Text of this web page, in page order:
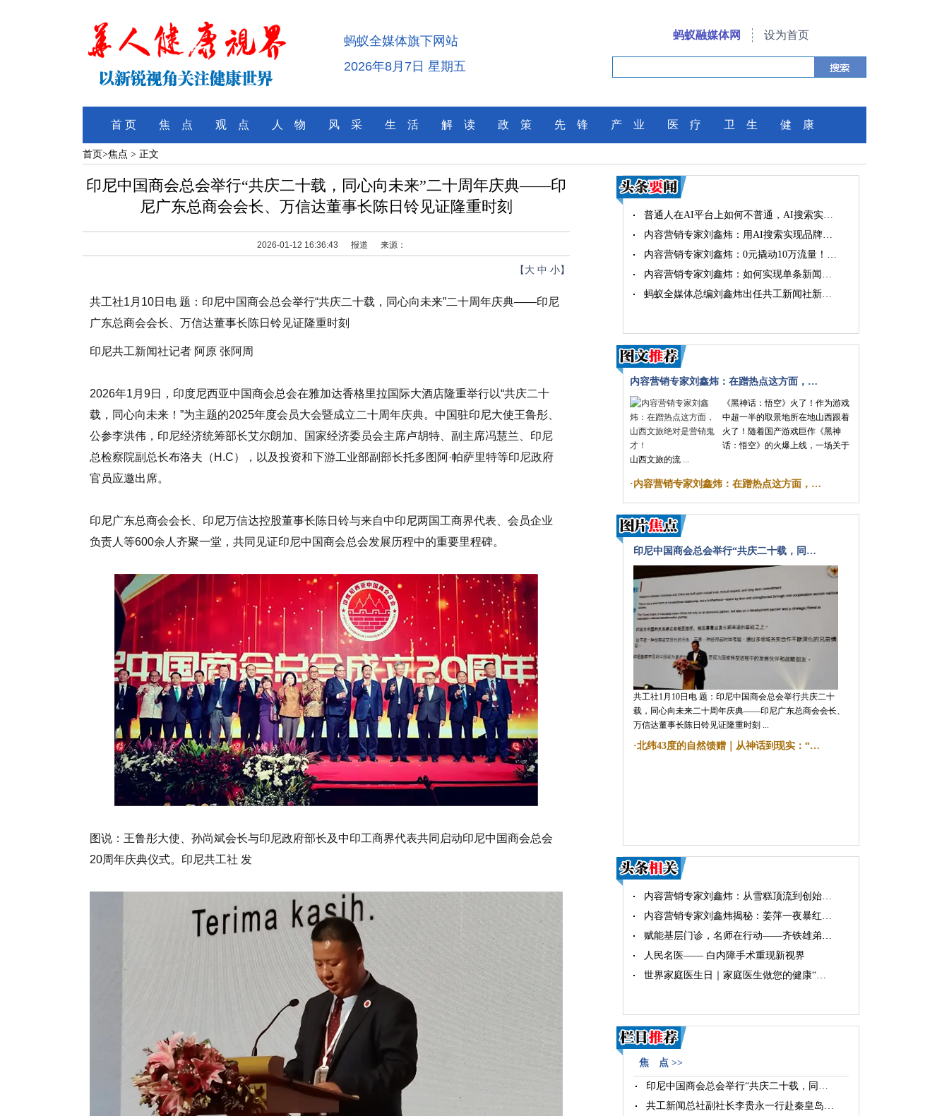
蚂蚁全媒体旗下网站
2026年8月7日 星期五
蚂蚁融媒体网 设为首页
首 页 焦 点 观 点 人 物 风 采 生 活 解 读 政 策 先 锋 产 业 医 疗 卫 生 健 康
首页>焦点 > 正文
印尼中国商会总会举行“共庆二十载，同心向未来”二十周年庆典——印
尼广东总商会会长、万信达董事长陈日铃见证隆重时刻
2026-01-12 16:36:43 报道 来源：
【 大 中 小】
共工社1月10日电 题：印尼中国商会总会举行“共庆二十载，同心向未来”二十周年庆典——印尼
广东总商会会长、万信达董事长陈日铃见证隆重时刻
印尼共工新闻社记者 阿原 张阿周
2026年1月9日，印度尼西亚中国商会总会在雅加达香格里拉国际大酒店隆重举行以“共庆二十
载，同心向未来！”为主题的2025年度会员大会暨成立二十周年庆典。中国驻印尼大使王鲁彤、
公参李洪伟，印尼经济统筹部长艾尔朗加、国家经济委员会主席卢胡特、副主席冯慧兰、印尼
总检察院副总长布洛夫（H.C），以及投资和下游工业部副部长托多图阿·帕萨里特等印尼政府
官员应邀出席。
印尼广东总商会会长、印尼万信达控股董事长陈日铃与来自中印尼两国工商界代表、会员企业
负责人等600余人齐聚一堂，共同见证印尼中国商会总会发展历程中的重要里程碑。
图说：王鲁彤大使、孙尚斌会长与印尼政府部长及中印工商界代表共同启动印尼中国商会总会
20周年庆典仪式。印尼共工社 发
普通人在AI平台上如何不普通，AI搜索实…
内容营销专家刘鑫炜：用AI搜索实现品牌…
内容营销专家刘鑫炜：0元撬动10万流量！…
内容营销专家刘鑫炜：如何实现单条新闻…
蚂蚁全媒体总编刘鑫炜出任共工新闻社新…
内容营销专家刘鑫炜：在蹭热点这方面，…
《黑神话：悟空》火了！作为游戏
中超一半的取景地所在地山西跟着
火了！随着国产游戏巨作《黑神
话：悟空》的火爆上线，一场关于
山西文旅的流 ...
·内容营销专家刘鑫炜：在蹭热点这方面，…
印尼中国商会总会举行“共庆二十载，同…
共工社1月10日电 题：印尼中国商会总会举行共庆二十
载，同心向未来二十周年庆典——印尼广东总商会会长、
万信达董事长陈日铃见证隆重时刻 ...
·北纬43度的自然馈赠｜从神话到现实：“…
内容营销专家刘鑫炜：从雪糕顶流到创始…
内容营销专家刘鑫炜揭秘：姜萍一夜暴红…
赋能基层门诊，名师在行动——齐铁雄弟…
人民名医—— 白内障手术重现新视界
世界家庭医生日｜家庭医生做您的健康“…
焦 点 >>
印尼中国商会总会举行“共庆二十载，同…
共工新闻总社副社长李贵永一行赴秦皇岛…